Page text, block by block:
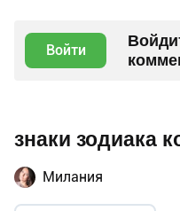
Войти
знаки зодиака
Милания